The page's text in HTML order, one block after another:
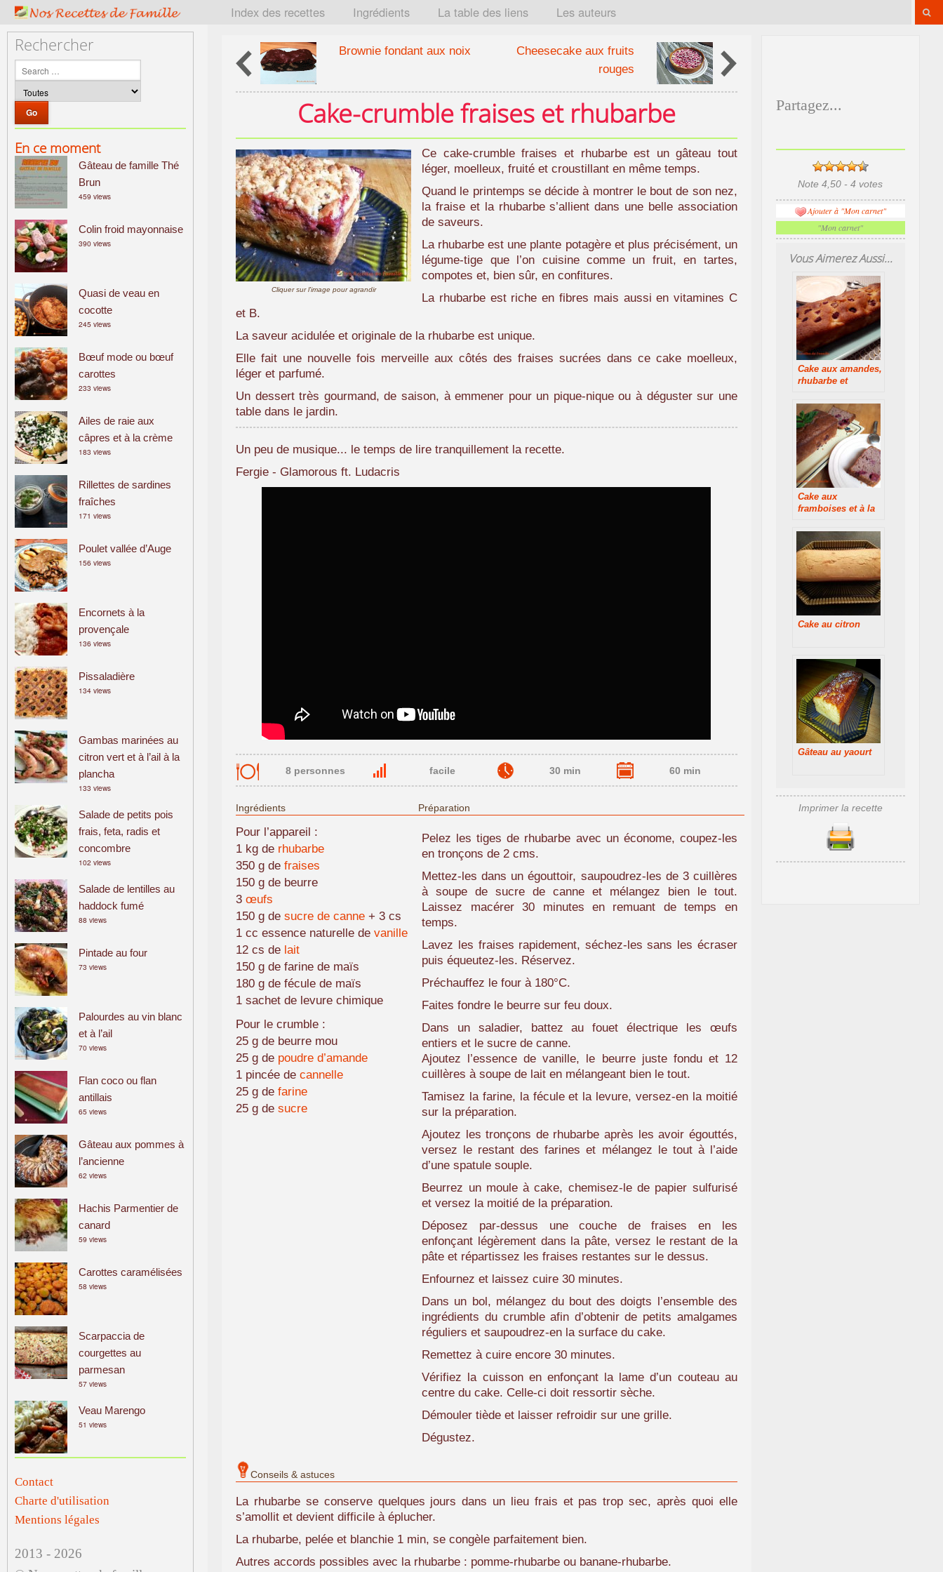
Index des recettes Ingrédients La table des liens Les auteurs
Rechercher
En ce moment
Gâteau de famille Thé
Brun
459 views
Colin froid mayonnaise
390 views
Quasi de veau en
cocotte
245 views
Bœuf mode ou bœuf
carottes
233 views
Ailes de raie aux
câpres et à la crème
183 views
Rillettes de sardines
fraîches
171 views
Poulet vallée d’Auge
156 views
Encornets à la
provençale
136 views
Pissaladière
134 views
Gambas marinées au
citron vert et à l’ail à la
plancha
133 views
Salade de petits pois
frais, feta, radis et
concombre
102 views
Salade de lentilles au
haddock fumé
88 views
Pintade au four
73 views
Palourdes au vin blanc
et à l’ail
70 views
Flan coco ou flan
antillais
65 views
Gâteau aux pommes à
l’ancienne
62 views
Hachis Parmentier de
canard
59 views
Carottes caramélisées
58 views
Scarpaccia de
courgettes au
parmesan
57 views
Veau Marengo
51 views
Contact
Charte d'utilisation
Mentions légales
2013 - 2026
Brownie fondant aux noix
Cheesecake aux fruits
rouges
Cake-crumble fraises et rhubarbe
Cliquer sur l'image pour agrandir
Ce cake-crumble fraises et rhubarbe est un gâteau tout
léger, moelleux, fruité et croustillant en même temps.
Quand le printemps se décide à montrer le bout de son nez,
la fraise et la rhubarbe s’allient dans une belle association
de saveurs.
La rhubarbe est une plante potagère et plus précisément, un
légume-tige que l’on cuisine comme un fruit, en tartes,
compotes et, bien sûr, en confitures.
La rhubarbe est riche en fibres mais aussi en vitamines C
et B.
La saveur acidulée et originale de la rhubarbe est unique.
Elle fait une nouvelle fois merveille aux côtés des fraises sucrées dans ce cake moelleux,
léger et parfumé.
Un dessert très gourmand, de saison, à emmener pour un pique-nique ou à déguster sur une
table dans le jardin.
Un peu de musique... le temps de lire tranquillement la recette.
Fergie - Glamorous ft. Ludacris
8 personnes facile 30 min 60 min
Ingrédients
Pour l’appareil :
1 kg de rhubarbe
350 g defraises
150 g de beurre
3œufs
150 g desucre de canne + 3 cs
1 cc essence naturelle devanille
12 cs de lait
150 g de farine de maïs
180 g de fécule de maïs
1 sachet de levure chimique
Pour le crumble :
25 g de beurre mou
25 g de poudre d’amande
1 pincée decannelle
25 g defarine
25 g desucre
Préparation
Pelez les tiges de rhubarbe avec un économe, coupez-les
en tronçons de 2 cms.
Mettez-les dans un égouttoir, saupoudrez-les de 3 cuillères
à soupe de sucre de canne et mélangez bien le tout.
Laissez macérer 30 minutes en remuant de temps en
temps.
Lavez les fraises rapidement, séchez-les sans les écraser
puis équeutez-les. Réservez.
Préchauffez le four à 180°C.
Faites fondre le beurre sur feu doux.
Dans un saladier, battez au fouet électrique les œufs
entiers et le sucre de canne.
Ajoutez l’essence de vanille, le beurre juste fondu et 12
cuillères à soupe de lait en mélangeant bien le tout.
Tamisez la farine, la fécule et la levure, versez-en la moitié
sur la préparation.
Ajoutez les tronçons de rhubarbe après les avoir égouttés,
versez le restant des farines et mélangez le tout à l’aide
d’une spatule souple.
Beurrez un moule à cake, chemisez-le de papier sulfurisé
et versez la moitié de la préparation.
Déposez par-dessus une couche de fraises en les
enfonçant légèrement dans la pâte, versez le restant de la
pâte et répartissez les fraises restantes sur le dessus.
Enfournez et laissez cuire 30 minutes.
Dans un bol, mélangez du bout des doigts l’ensemble des
ingrédients du crumble afin d’obtenir de petits amalgames
réguliers et saupoudrez-en la surface du cake.
Remettez à cuire encore 30 minutes.
Vérifiez la cuisson en enfonçant la lame d’un couteau au
centre du cake. Celle-ci doit ressortir sèche.
Démouler tiède et laisser refroidir sur une grille.
Dégustez.
Conseils & astuces
La rhubarbe se conserve quelques jours dans un lieu frais et pas trop sec, après quoi elle
s’amollit et devient difficile à éplucher.
La rhubarbe, pelée et blanchie 1 min, se congèle parfaitement bien.
Autres accords possibles avec la rhubarbe : pomme-rhubarbe ou banane-rhubarbe.
Partagez...
Note 4,50 - 4 votes
Ajouter à "Mon carnet"
"Mon carnet"
Vous Aimerez Aussi...
Cake aux amandes,
rhubarbe et
Cake aux
framboises et à la
Cake au citron
Gâteau au yaourt
Imprimer la recette